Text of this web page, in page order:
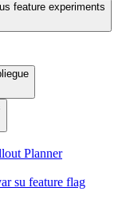
feature experiments
Planner
su feature flag